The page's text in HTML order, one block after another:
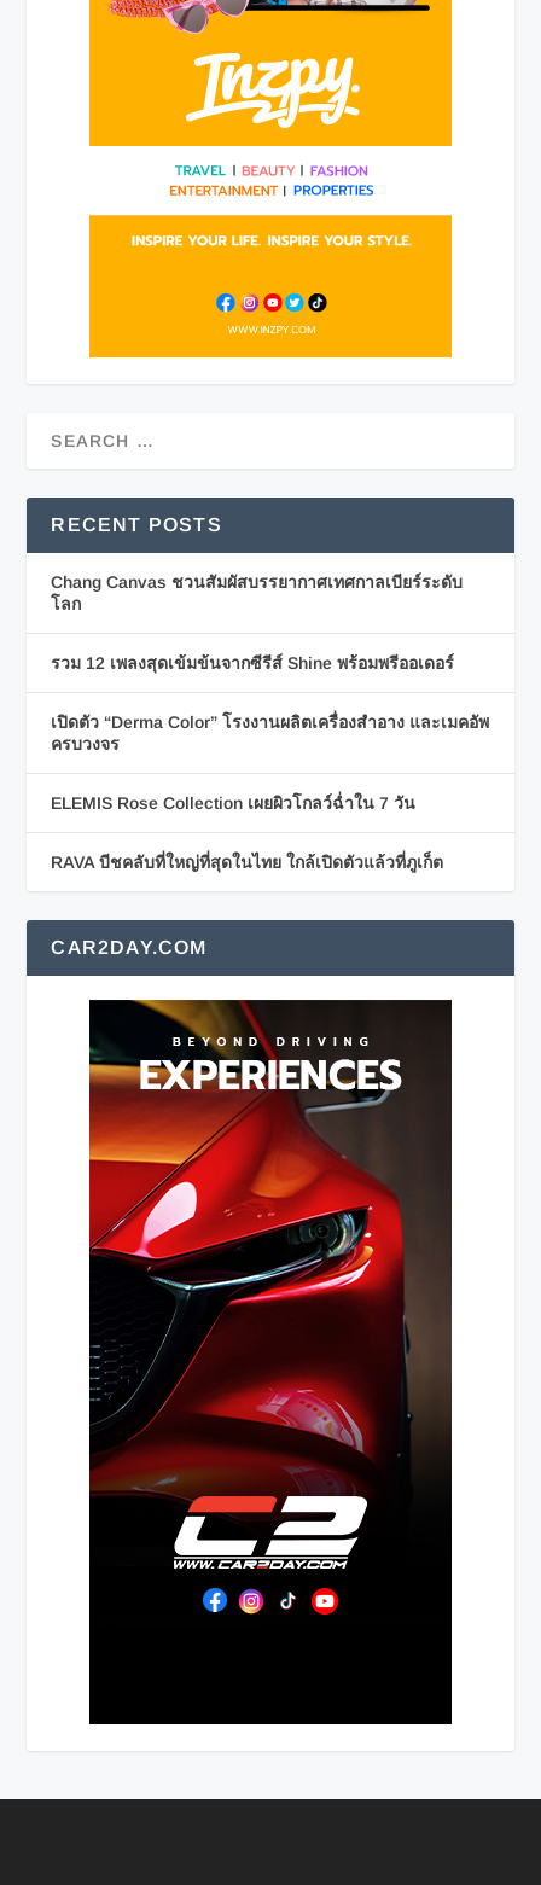
RECENT POSTS
Chang Canvas ชวนสัมผัสบรรยากาศเทศกาลเบียร์ระดับ
โลก
รวม 12 เพลงสุดเข้มข้นจากซีรีส์ Shine พร้อมพรีออเดอร์
เปิดตัว “Derma Color” โรงงานผลิตเครื่องสำอาง และเมคอัพ
ครบวงจร
ELEMIS Rose Collection เผยผิวโกลว์ฉ่ำใน 7 วัน
RAVA บีชคลับที่ใหญ่ที่สุดในไทย ใกล้เปิดตัวแล้วที่ภูเก็ต
CAR2DAY.COM